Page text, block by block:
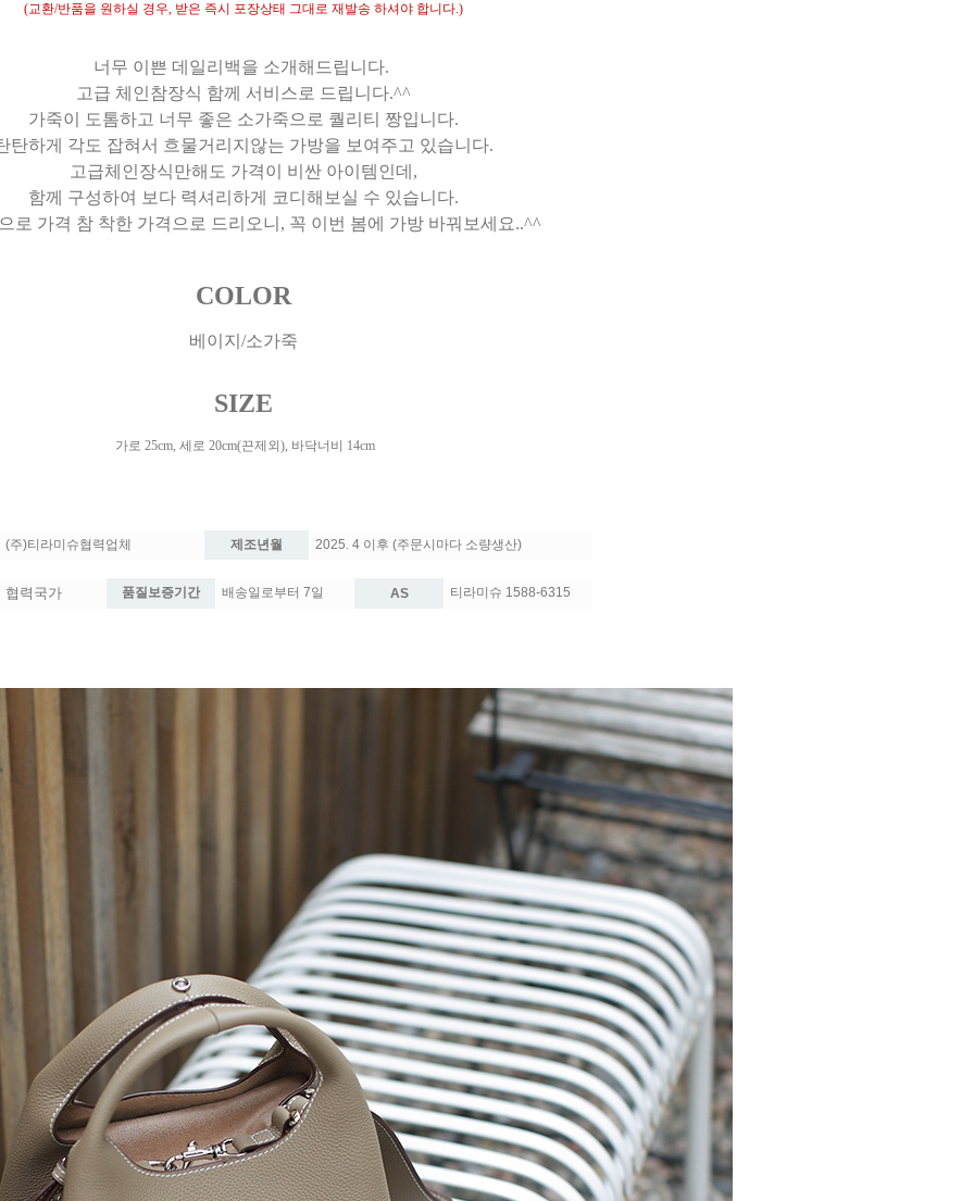
(교환/반품을 원하실 경우, 받은 즉시 포장상태 그대로 재발송 하셔야 합니다.)
너무 이쁜 데일리백을 소개해드립니다.
고급 체인참장식 함께 서비스로 드립니다.^^
가죽이 도톰하고 너무 좋은 소가죽으로 퀄리티 짱입니다.
탄하게 각도 잡혀서 흐물거리지않는 가방을 보여주고 있습니다.
고급체인장식만해도 가격이 비싼 아이템인데,
함께 구성하여 보다 력셔리하게 코디해보실 수 있습니다.
로 가격 참 착한 가격으로 드리오니, 꼭 이번 봄에 가방 바꿔보세요..^^
COLOR
베이지/소가죽
SIZE
가로 25cm, 세로 20cm(끈제외), 바닥너비 14cm
(주)티라미슈협력업체 제조년월 2025. 4 이후 (주문시마다 소량생산)
협력국가 품질보증기간 배송일로부터 7일 AS 티라미슈 1588-6315